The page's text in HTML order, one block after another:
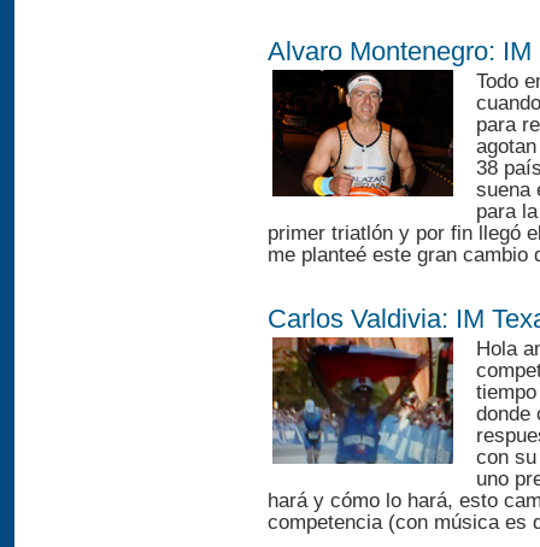
Alvaro Montenegro:
Todo
para
38
suena
para
primer triatlón y por fin llegó
me planteé este gran cambio
Carlos Valdivia: IM
Hola
donde
con
uno
hará y cómo lo hará, esto
competencia (con música es